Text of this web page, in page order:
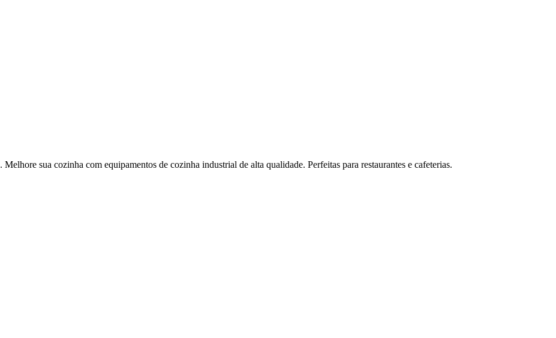
. Melhore sua cozinha com equipamentos de cozinha industrial de alta qualidade. Perfeitas para restaurantes e cafeterias.